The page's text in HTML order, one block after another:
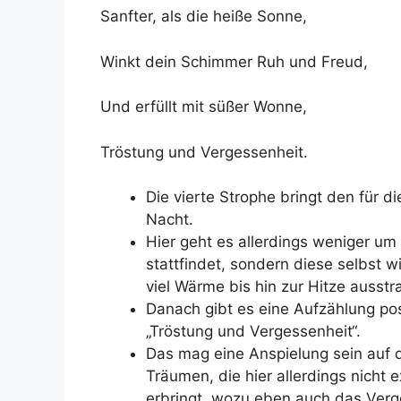
Sanfter, als die heiße Sonne,
Winkt dein Schimmer Ruh und Freud,
Und erfüllt mit süßer Wonne,
Tröstung und Vergessenheit.
Die vierte Strophe bringt den für
Nacht.
Hier geht es allerdings weniger
stattfindet, sondern diese selbst
viel Wärme bis hin zur Hitze
Danach gibt es eine Aufzählung
„Tröstung und Vergessenheit“.
Das mag eine Anspielung sein
Träumen, die hier allerdings nicht